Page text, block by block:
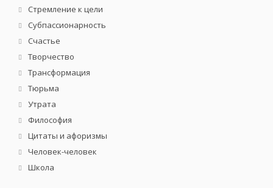
Стремление к цели
Субпассионарность
Счастье
Творчество
Трансформация
Тюрьма
Утрата
Философия
Цитаты и афоризмы
Человек-человек
Школа